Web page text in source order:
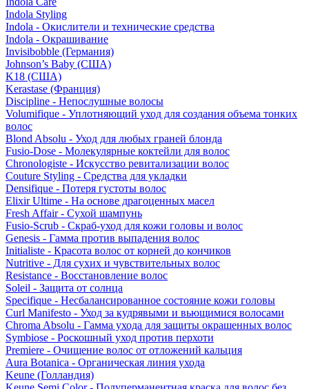
Indola Styling
Indola - Окислители и технические средства
Indola - Окрашивание
Invisibobble (Германия)
Johnson’s Baby (США)
K18 (США)
Kerastase (Франция)
Discipline - Непослушные волосы
Volumifique - Уплотняющий уход для создания объема тонких
волос
Blond Absolu - Уход для любых граней блонда
Fusio-Dose - Молекулярные коктейли для волос
Chronologiste - Искусство ревитализации волос
Couture Styling - Средства для укладки
Densifique - Потеря густоты волос
Elixir Ultime - На основе драгоценных масел
Fresh Affair - Сухой шампунь
Fusio-Scrub - Скраб-уход для кожи головы и волос
Genesis - Гамма против выпадения волос
Initialiste - Красота волос от корней до кончиков
Nutritive - Для сухих и чувствительных волос
Resistance - Восстановление волос
Soleil - Защита от солнца
Specifique - Несбалансированное состояние кожи головы
Curl Manifesto - Уход за кудрявыми и вьющимися волосами
Chroma Absolu - Гамма ухода для защиты окрашенных волос
Symbiose - Роскошный уход против перхоти
Premiere - Очищение волос от отложений кальция
Aura Botanica - Органическая линия ухода
Keune (Голландия)